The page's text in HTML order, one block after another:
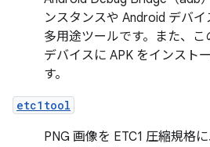
ンスタンスや Android デバ
多用途ツールです。また、こ
デバイスに APK をインスト
す。
etc1tool
PNG 画像を ETC1 圧縮規格